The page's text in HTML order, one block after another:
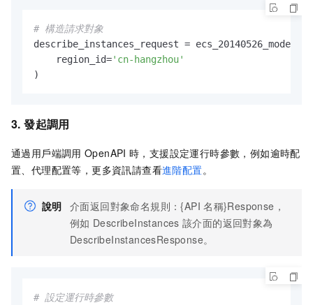
# 構造請求對象
describe_instances_request =
    region_id=
'cn-hangzhou'
3. 發起調用
通過用戶端調用 OpenAPI 時，支援設定運行時參數，例如逾時配
置、代理配置等，更多資訊請查看進階配置。
說明 介面返回對象命名規則：{API 名稱}Response，
例如 DescribeInstances 該介面的返回對象為
DescribeInstancesResponse。
# 設定運行時參數